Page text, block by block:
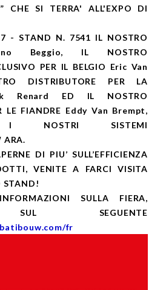
CHE SI TERRA' ALL'EXPO DI
7 - STAND N. 7541 IL NOSTRO
Beggio, IL NOSTRO
PER IL BELGIO Eric Van
DISTRIBUTORE PER LA
Renard ED IL NOSTRO
LE FIANDRE Eddy Van Brempt,
I NOSTRI SISTEMI
ARA.
DI PIU’ SULL’EFFICIENZA
VENITE A FARCI VISITA
STAND!
SULLA FIERA,
SUL SEGUENTE
fr